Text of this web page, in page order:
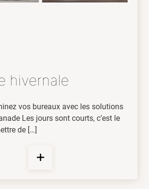
hivernale
vos bureaux avec les solutions
Les jours sont courts, c’est le
de […]